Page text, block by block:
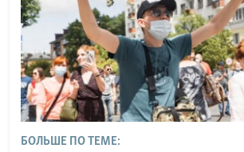
БОЛЬШЕ ПО ТЕМЕ: